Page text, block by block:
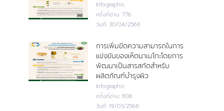
Infographic
ครั้งที่อ่าน: 776
วันที่: 30/04/2568
การเพิ่มขีดความสามารถในการ
แข่งขันของเห็ดนาเมโกะโดยการ
พัฒนาเป็นสารสกัดสำหรับ
ผลิตภัณฑ์บำรุงผิว
Infographic
ครั้งที่อ่าน: 806
วันที่: 19/03/2568